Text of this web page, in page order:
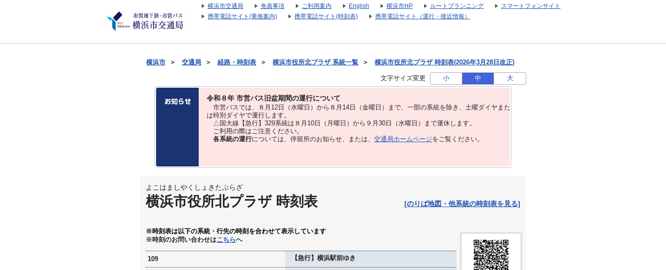
横浜市交通局 免責事項 ご利用案内 English 横浜市HP ルートプランニング
スマートフォンサイト
携帯電話サイト(乗換案内)
携帯電話サイト(時刻表) 携帯電話サイト（運行・接近情報）
横浜市 ＞ 交通局 ＞ 経路・時刻表 ＞ 横浜市役所北プラザ 系統一覧 ＞ 横浜市役所北プラザ 時刻表(2026年3月28日改正)
文字サイズ変更 小 中 大
令和８年 市営バス旧盆期間の運行について
市営バスでは、８⽉12⽇（水曜日）から８⽉14⽇（金曜日）まで、⼀部の系統を除き、⼟曜ダイヤまた
は特別ダイヤで運⾏します。
△国大線【急行】329系統は８月10日（月曜日）から９月30日（水曜日）まで運休します。
ご利用の際はご注意ください。
各系統の運行については、停留所のお知らせ、または、 交通局ホームページをご覧ください。
よこはましやくしょきたぷらざ
横浜市役所北プラザ 時刻表 [のりば地図・他系統の時刻表を見る]
※時刻表は以下の系統・行先の時刻を合わせて表示しています
※時刻のお問い合わせはこちらへ
109 【急行】横浜駅前ゆき